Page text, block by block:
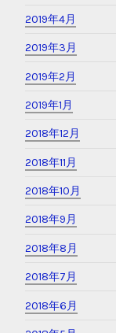
2019年4月
2019年3月
2019年2月
2019年1月
2018年12月
2018年11月
2018年10月
2018年9月
2018年8月
2018年7月
2018年6月